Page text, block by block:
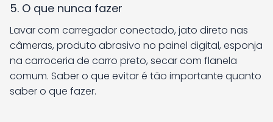
5. O que nunca fazer
Lavar com carregador conectado, jato direto nas
câmeras, produto abrasivo no painel digital, esponja
na carroceria de carro preto, secar com flanela
comum. Saber o que evitar é tão importante quanto
saber o que fazer.